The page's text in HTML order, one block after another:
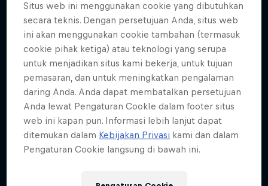
Lebih banyak seperti ini
Situs web ini menggunakan cookie yang dibutuhkan
secara teknis. Dengan persetujuan Anda, situs web
ini akan menggunakan cookie tambahan (termasuk
cookie pihak ketiga) atau teknologi yang serupa
untuk menjadikan situs kami bekerja, untuk tujuan
pemasaran, dan untuk meningkatkan pengalaman
daring Anda. Anda dapat membatalkan persetujuan
Anda lewat Pengaturan CookIe dalam footer situs
web ini kapan pun. Informasi lebih lanjut dapat
ditemukan dalam Kebijakan Privasi kami dan dalam
Pengaturan Cookie langsung di bawah ini.